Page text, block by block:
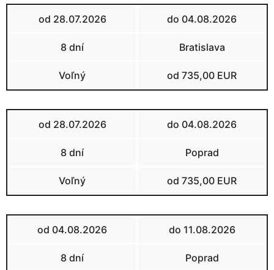
od 28.07.2026 do 04.08.2026
8 dní Bratislava
Voľný od 735,00 EUR
od 28.07.2026 do 04.08.2026
8 dní Poprad
Voľný od 735,00 EUR
od 04.08.2026 do 11.08.2026
8 dní Poprad